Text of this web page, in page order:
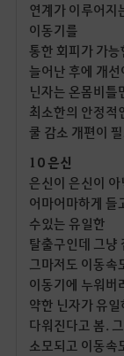
연계가 이루어지
이동기를
통한 회피가 가
늘어난 후에 개
닌자는 온몸비틀
최소한의 안정적
쿨 감소 개편이
10 은신
은신이 은신이
어마어마하게 들
수있는 유일한
탈출구인데 그냥
그마저도 이동속
이동기에 누워버
약한 닌자가 유
다워진다고 봄.
소모되고 이동속